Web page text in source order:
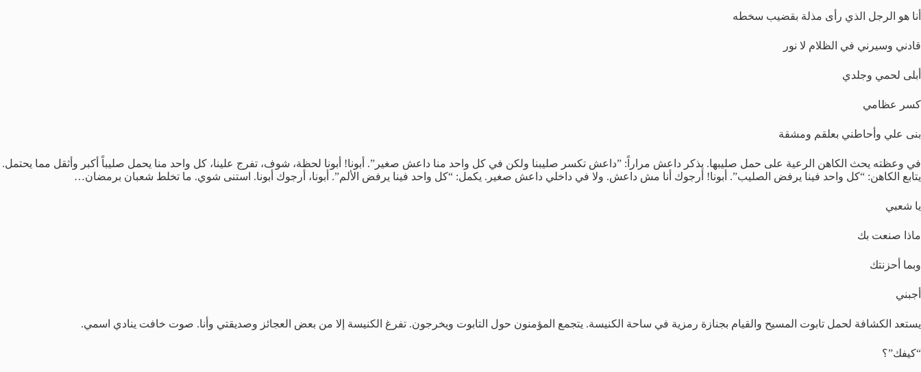
أنا هو الرجل الذي رأى مذلة بقضيب سخطه
قادني وسيرني في الظلام لا نور
أبلى لحمي وجلدي
كسر عظامي
بنى علي وأحاطني بعلقم ومشقة
في وعظته يحث الكاهن الرعية على حمل صليبها. يذكر داعش مراراً: ”داعش تكسر صليبنا ولكن في كل واحد منا داعش صغير”. أبونا! أبونا لحظة، شوف، تفرج علينا، كل واحد منا يحمل صليباً أكبر وأثقل مما يحتمل.
يتابع الكاهن: “كل واحد فينا يرفض الصليب”. أبونا! أرجوك أنا مش داعش. ولا في داخلي داعش صغير. يكمل: “كل واحد فينا يرفض الألم”. أبونا، أرجوك أبونا. استنى شوي. ما تخلط شعبان برمضان…
يا شعبي
ماذا صنعت بك
وبما أحزنتك
أجبني
يستعد الكشافة لحمل تابوت المسيح والقيام بجنازة رمزية في ساحة الكنيسة. يتجمع المؤمنون حول التابوت ويخرجون. تفرغ الكنيسة إلا من بعض العجائز وصديقتي وأنا. صوت خافت ينادي اسمي.
“كيفك”؟